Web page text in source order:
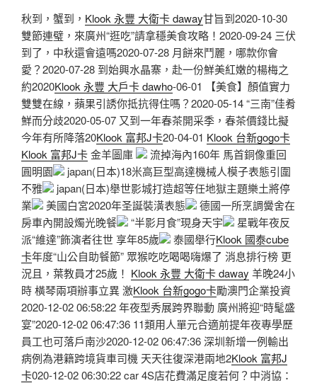
秋到，蟹到， Klook 永豐 大衛卡 daway甘旨到2020-10-30
雙節連璧，來廣州“逛吃”請拿穩美食攻略！2020-09-24 三伏
到了，中秋還會遠嗎2020-07-28 月餅來鬥麗，哪款你會
愛？2020-07-28 到始興水晶寨，赴一份鮮美紅嫩的楊梅之
約2020Klook 永豐 大戶卡 dawho-06-01 【美食】顏值實力
雙雙在線，蘋果引誘你抵抗得住嗎？2020-05-14 “三南”佳肴
鮮而分歧2020-05-07 又到一年春茶開采季，春茶價錢比擬
今年有所降落20Klook 富邦J卡20-04-01 Klook 台新gogo卡
Klook 富邦J卡金羊圖庫
流掉海內160年 馬首銅像重回
圓明園
japan(日本)18米高巨型高達機械人模子表態引圍
不雅
japan(日本)舉世影城打造超等任地獄主題樂土將停
業
美國白宮2020年圣誕裝潢表態
德國一所烹調黌舍在
房車內開設燭光晚餐
“半影月食”現身天宇
星戰年夜反
派“維達”飾演者往世 享年85歲
泰國舉行Klook 國泰cube
卡年度“山公自助餐節” 眾猴吃吃喝喝嗨爆了 消息排行榜 更
況且，葉教員才25歲！ Klook 永豐 大衛卡 daway 羊晚24小
時 橫琴兩項辦事立異 激Klook 台新gogo卡勵澳門企業投資
2020-12-02 06:58:22 年夜型秀展跨界聯動 廣州將迎“時髦盛
宴”2020-12-02 06:47:36 11類用人單元合適前提年夜專學歷
員工也可落戶南沙2020-12-02 06:47:36 深圳新增一例輸出
病例為港籍跨境貨車司機 天天往復深港兩地2Klook 富邦J
卡020-12-02 06:30:22 car 4S店花費滿足度若何？中消協：